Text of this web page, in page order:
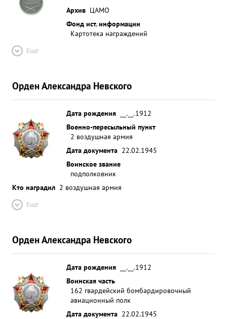
Архив ЦАМО
Фонд ист. информации
Картотека награждений
Ещё
Орден Александра Невского
Дата рождения
__.__.1912
Военно-пересыльный пункт
2 воздушная армия
Дата документа 22.02.1945
Воинское звание
подполковник
Кто наградил 2 воздушная армия
Ещё
Орден Александра Невского
Дата рождения
__.__.1912
Воинская часть
162 гвардейский бомбардировочный
авиационный полк
Дата документа 22.02.1945